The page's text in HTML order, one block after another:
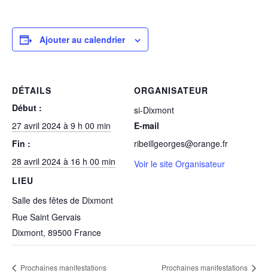
Ajouter au calendrier
DÉTAILS
Début :
27 avril 2024 à 9 h 00 min
Fin :
28 avril 2024 à 16 h 00 min
LIEU
Salle des fêtes de Dixmont
Rue Saint Gervais
Dixmont, 89500 France
ORGANISATEUR
si-Dixmont
E-mail
ribeillgeorges@orange.fr
Voir le site Organisateur
Prochaines manifestations Prochaines manifestations